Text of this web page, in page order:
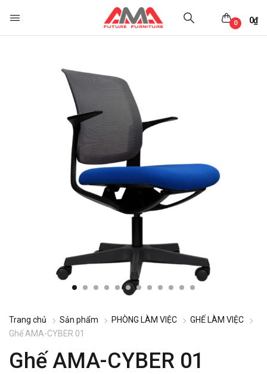
0₫
0
Trang chủ Sản phẩm PHÒNG LÀM VIỆC
GHẾ LÀM VIỆC
Ghế AMA-CYBER 01
Ghế AMA-CYBER 01